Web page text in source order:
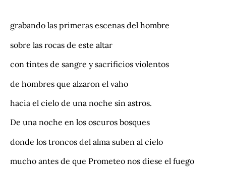
grabando las primeras escenas del hombre
sobre las rocas de este altar
con tintes de sangre y sacrificios violentos
de hombres que alzaron el vaho
hacia el cielo de una noche sin astros.
De una noche en los oscuros bosques
donde los troncos del alma suben al cielo
mucho antes de que Prometeo nos diese el fuego